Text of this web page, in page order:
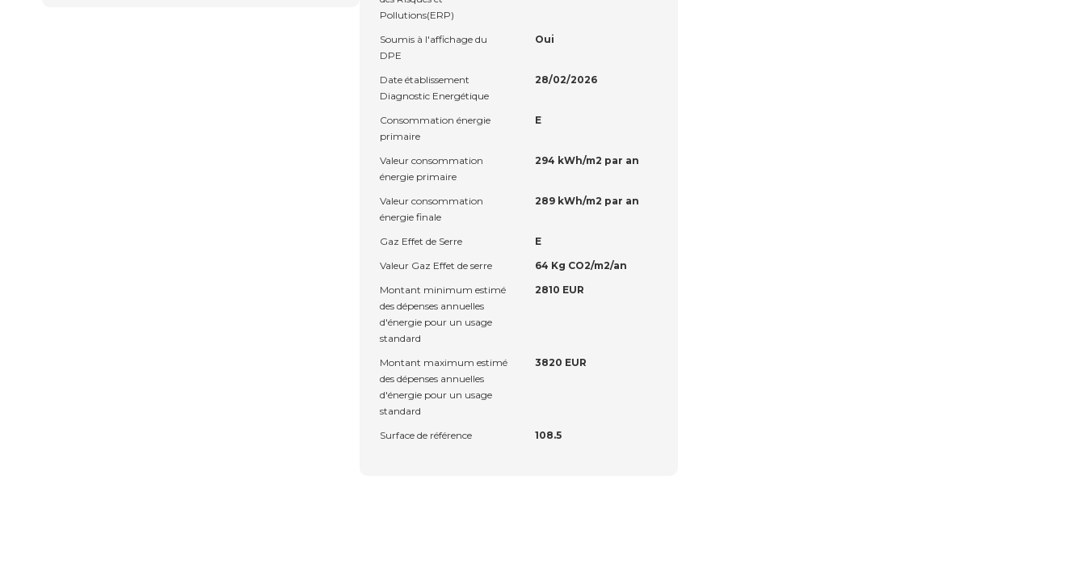
Pollutions(ERP)
Soumis à l'affichage du
DPE
Oui
Date établissement
Diagnostic Energétique
28/02/2026
Consommation énergie
primaire
E
Valeur consommation
énergie primaire
294 kWh/m2 par an
Valeur consommation
énergie finale
289 kWh/m2 par an
Gaz Effet de Serre
E
Valeur Gaz Effet de serre
64 Kg CO2/m2/an
Montant minimum estimé
des dépenses annuelles
d'énergie pour un usage
standard
2810 EUR
Montant maximum estimé
des dépenses annuelles
d'énergie pour un usage
standard
3820 EUR
Surface de référence 108.5